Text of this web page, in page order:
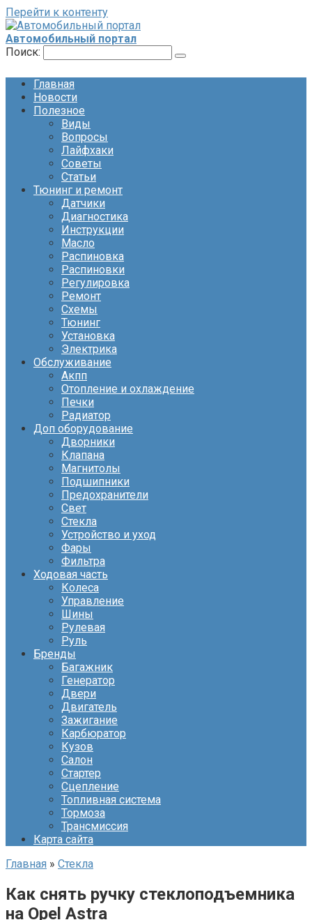
Перейти к контенту
Автомобильный портал
Поиск:
Главная
Новости
Полезное
Виды
Вопросы
Лайфхаки
Советы
Статьи
Тюнинг и ремонт
Датчики
Диагностика
Инструкции
Масло
Распиновка
Распиновки
Регулировка
Ремонт
Схемы
Тюнинг
Установка
Электрика
Обслуживание
Акпп
Отопление и охлаждение
Печки
Радиатор
Доп оборудование
Дворники
Клапана
Магнитолы
Подшипники
Предохранители
Свет
Стекла
Устройство и уход
Фары
Фильтра
Ходовая часть
Колеса
Управление
Шины
Рулевая
Руль
Бренды
Багажник
Генератор
Двери
Двигатель
Зажигание
Карбюратор
Кузов
Салон
Стартер
Сцепление
Топливная система
Тормоза
Трансмиссия
Карта сайта
Главная » Стекла
Как снять ручку стеклоподъемника
на Opel Astra